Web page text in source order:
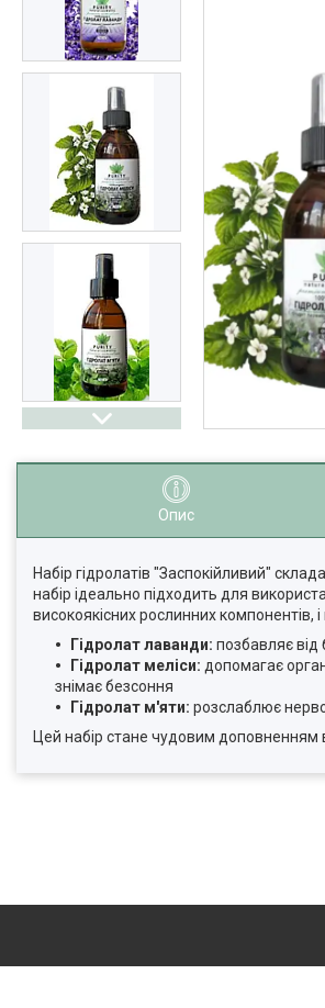
Опис
Набір гідролатів "Заспокійливий"
набір ідеально підходить для
високоякісних рослинних компонентів,
Гідролат лаванди: позбавляє
Гідролат меліси: допомагає
знімає безсоння
Гідролат м'яти: розслаблює
Цей набір стане чудовим